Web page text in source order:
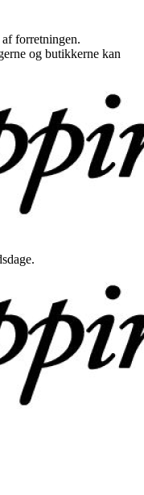
forretningen.
og butikkerne kan